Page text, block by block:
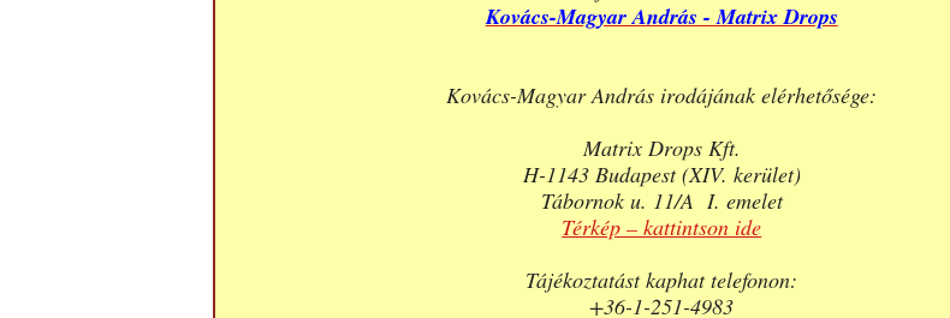
Kovács-Magyar András - Matrix Drops
Kovács-Magyar András irodájának elérhetősége:
Matrix Drops Kft.
H-1143 Budapest (XIV. kerület)
Tábornok u. 11/A I. emelet
Térkép – kattintson ide
Tájékoztatást kaphat telefonon:
+36-1-251-4983